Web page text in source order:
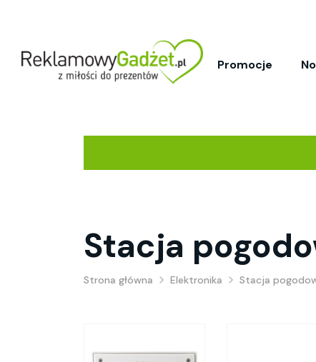
Promocje
Stacja
Strona główna Elektronika Stacja